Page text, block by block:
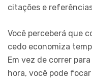
citações e
Você perceberá que
cedo economiza
Em vez de correr
hora, você pode